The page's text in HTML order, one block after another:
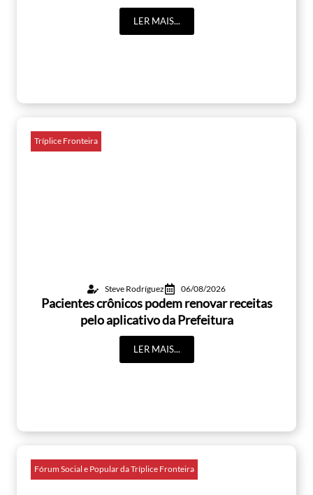
LER MAIS...
Tríplice Fronteira
Steve Rodríguez 06/08/2026
Pacientes crônicos podem renovar receitas
pelo aplicativo da Prefeitura
LER MAIS...
Fórum Social e Popular da Tríplice Fronteira